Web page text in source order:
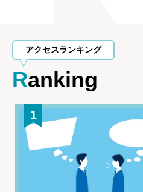
アクセスランキング
Ranking
1